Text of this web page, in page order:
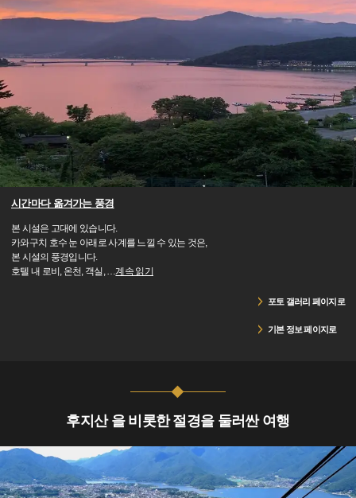
시간마다 옮겨가는 풍경
본 시설은 고대에 있습니다.
카와구치 호수 눈 아래로 사계를 느낄 수 있는 것은,
본 시설의 풍경입니다.
호텔 내 로비, 온천, 객실,…계속 읽기
포토 갤러리 페이지로
기본 정보 페이지로
후지산 을 비롯한 절경을 둘러싼 여행